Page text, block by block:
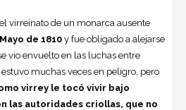
virreinato de un monarca ausente
de 1810 y fue obligado a alejarse
vio envuelto en las luchas entre
estuvo muchas veces en peligro, pero
virrey le tocó vivir bajo
las autoridades criollas, que no